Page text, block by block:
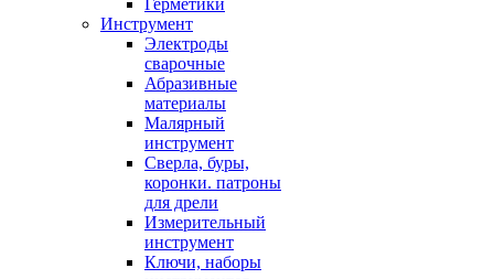
Герметики
Инструмент
Электроды
сварочные
Абразивные
материалы
Малярный
инструмент
Сверла, буры,
коронки. патроны
для дрели
Измерительный
инструмент
Ключи, наборы